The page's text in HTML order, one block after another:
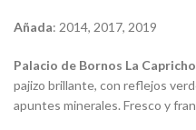
Añada: 2014, 2017, 2019
Palacio de Bornos La
pajizo brillante, con reflejos
apuntes minerales. Fresco y